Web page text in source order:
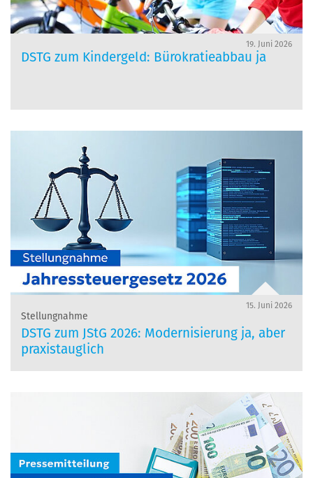
19. Juni 2026
DSTG zum Kindergeld: Bürokratieabbau ja
15. Juni 2026
Stellungnahme
DSTG zum JStG 2026: Modernisierung ja, aber
praxistauglich